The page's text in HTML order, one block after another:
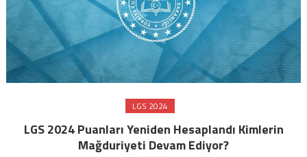
LGS 2024
LGS 2024 Puanları Yeniden Hesaplandı Kimlerin
Mağduriyeti Devam Ediyor?